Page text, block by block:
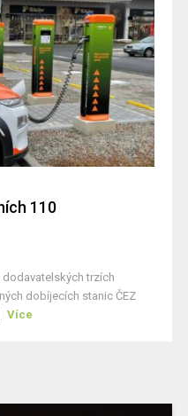
110
dodavatelských trzích
dobíjecích stanic ČEZ
Více